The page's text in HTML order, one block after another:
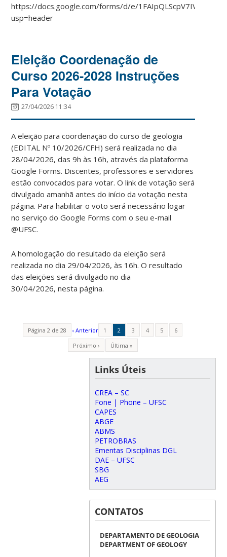
https://docs.google.com/forms/d/e/
usp=header
Eleição Coordenação de
Curso 2026-2028 Instruções
Para Votação
27/04/2026 11:34
A eleição para coordenação do curso de geologia
(EDITAL Nº 10/2026/CFH) será realizada no dia
28/04/2026, das 9h às 16h, através da plataforma
Google Forms. Discentes, professores e servidores
estão convocados para votar. O link de votação será
divulgado amanhã antes do início da votação nesta
página. Para habilitar o voto será necessário logar
no serviço do Google Forms com o seu e-mail
@UFSC.
A homologação do resultado da eleição será
realizada no dia 29/04/2026, às 16h. O resultado
das eleições será divulgado no dia
30/04/2026, nesta página.
Página 2 de 28 ‹ Anterior 1 2 3 4 5
6
Próximo ›
Última »
Links Úteis
CREA – SC
Fone | Phone – UFSC
CAPES
ABGE
ABMS
PETROBRAS
Ementas Disciplinas DGL
DAE – UFSC
SBG
AEG
CONTATOS
DEPARTAMENTO DE GEOLOGIA
DEPARTMENT OF GEOLOGY